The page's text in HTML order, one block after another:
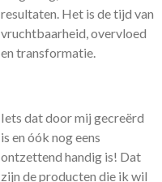
resultaten. Het is de tijd van
vruchtbaarheid, overvloed
en transformatie.
Iets dat door mij gecreërd
is en óók nog eens
ontzettend handig is! Dat
zijn de producten die ik wil